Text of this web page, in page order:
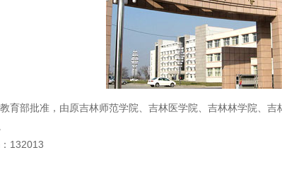
育部批准，由原吉林师范学院、吉林医学院、吉林林学院、
：132013